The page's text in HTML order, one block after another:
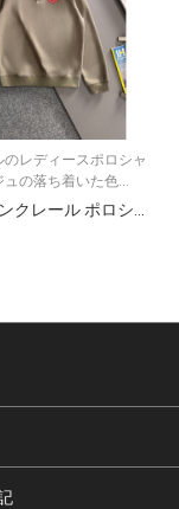
のレディースポロシャ
ュの落ち着いた色...